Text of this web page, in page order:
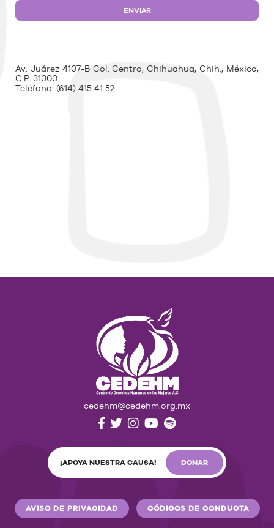
Av. Juárez 4107-B Col. Centro, Chihuahua, Chih., México,
C.P. 31000
Teléfono: (614) 415 41 52
cedehm@cedehm.org.mx
¡APOYA NUESTRA CAUSA! DONAR
AVISO DE PRIVACIDAD CÓDIGOS DE CONDUCTA